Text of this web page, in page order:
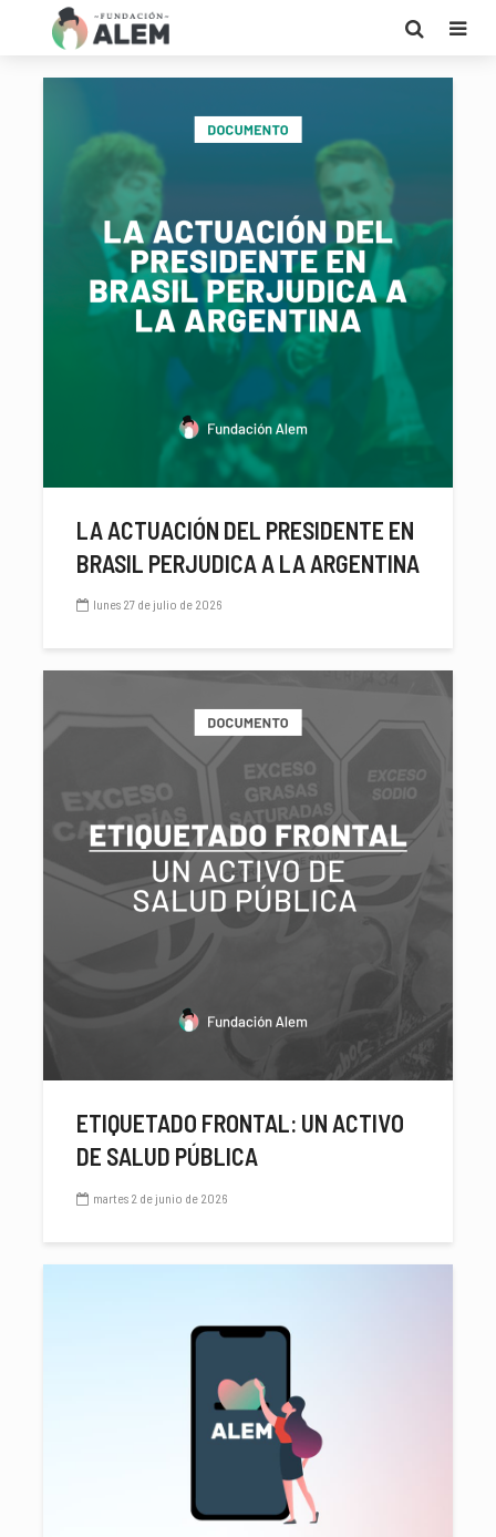
LA ACTUACIÓN DEL PRESIDENTE EN
BRASIL PERJUDICA A LA ARGENTINA
lunes 27 de julio de 2026
ETIQUETADO FRONTAL: UN ACTIVO
DE SALUD PÚBLICA
martes 2 de junio de 2026